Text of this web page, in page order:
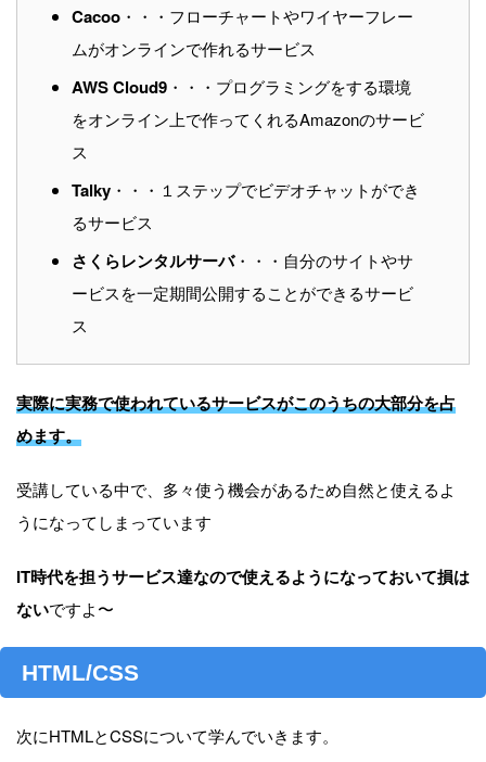
Cacoo ・・・フローチャートやワイヤーフレー
ムがオンラインで作れるサービス
AWS Cloud9 ・・・プログラミングをする環境
をオンライン上で作ってくれるAmazonのサービ
ス
Talky ・・・１ステップでビデオチャットができ
るサービス
さくらレンタルサーバ・・・自分のサイトやサ
ービスを一定期間公開することができるサービ
ス
実際に実務で使われているサービスがこのうちの大部分を占
めます。
受講している中で、多々使う機会があるため自然と使えるよ
うになってしまっています
IT時代を担うサービス達なので使えるようになっておいて損は
ないですよ〜
HTML/CSS
次にHTMLとCSSについて学んでいきます。